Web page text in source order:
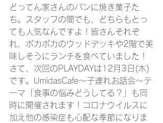
どってん家さんのパンに焼き菓子た
ち。スタッフの間でも、どちらもとっ
ても人気なんですよ！皆さんそれぞ
れ、ポカポカのウッドデッキや2階で美
味しそうにランチを食べていました！
さて、次回のPLAYDAYは12月3日(木)
です。UmidasCafe～子連れお話会～テ
ーマ「食事の悩みどうしてる？」も同
時に開催されます！コロナウイルスに
加え他の感染症も心配な季節になりま